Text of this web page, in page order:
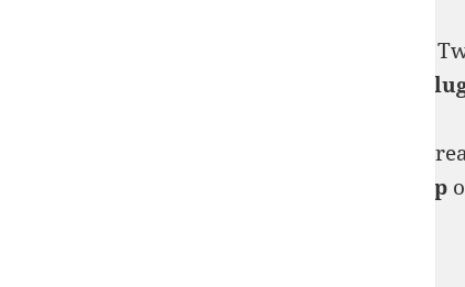
: Creation of dynamic property
man.jp/public_html/twitter/wp-content/
: Constant WP_DEBUG_DISPLAY
man.jp/public_html/twitter/wp-config.php